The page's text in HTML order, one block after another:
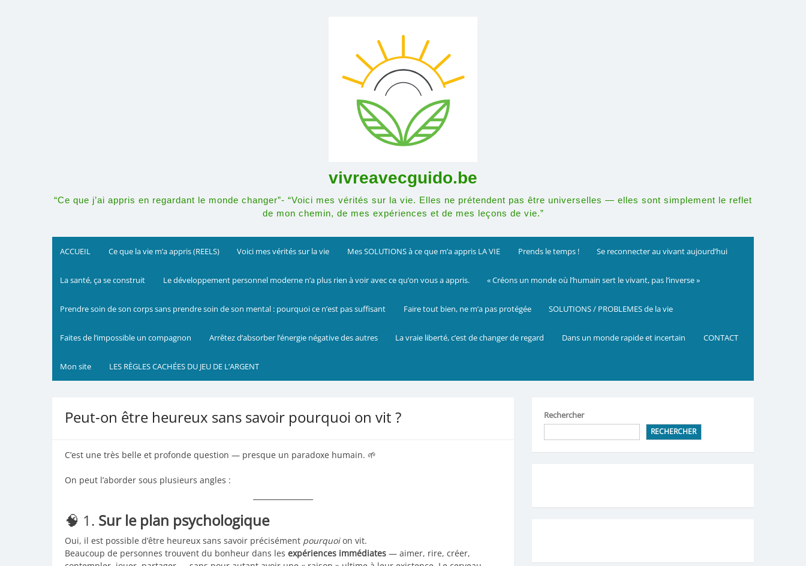
vivreavecguido.be
“Ce que j’ai appris en regardant le monde changer”- “Voici mes vérités sur la vie. Elles ne prétendent pas être universelles — elles sont simplement le reflet
de mon chemin, de mes expériences et de mes leçons de vie.”
ACCUEIL Ce que la vie m’a appris (REELS) Voici mes vérités sur la vie Mes SOLUTIONS à ce que m’a appris LA VIE Prends le temps ! Se reconnecter au vivant aujourd’hui
La santé, ça se construit Le développement personnel moderne n’a plus rien à voir avec ce qu’on vous a appris. « Créons un monde où l’humain sert le vivant, pas l’inverse »
Prendre soin de son corps sans prendre soin de son mental : pourquoi ce n’est pas suffisant Faire tout bien, ne m’a pas protégée SOLUTIONS / PROBLEMES de la vie
Faites de l’impossible un compagnon Arrêtez d’absorber l’énergie négative des autres La vraie liberté, c’est de changer de regard Dans un monde rapide et incertain CONTACT
Mon site LES RÈGLES CACHÉES DU JEU DE L’ARGENT
Peut-on être heureux sans savoir pourquoi on vit ?
C’est une très belle et profonde question — presque un paradoxe humain. 🌱
On peut l’aborder sous plusieurs angles :
🧠 1. Sur le plan psychologique
Oui, il est possible d’être heureux sans savoir précisément pourquoion vit.
Beaucoup de personnes trouvent du bonheur dans les expériences immédiates — aimer, rire, créer,
Rechercher
RECHERCHER